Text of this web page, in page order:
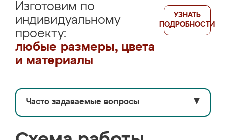
Изготовим по
индивидуальному
проекту:
любые размеры, цвета
и материалы
УЗНАТЬ
ПОДРОБНОСТИ
Часто задаваемые вопросы ▼